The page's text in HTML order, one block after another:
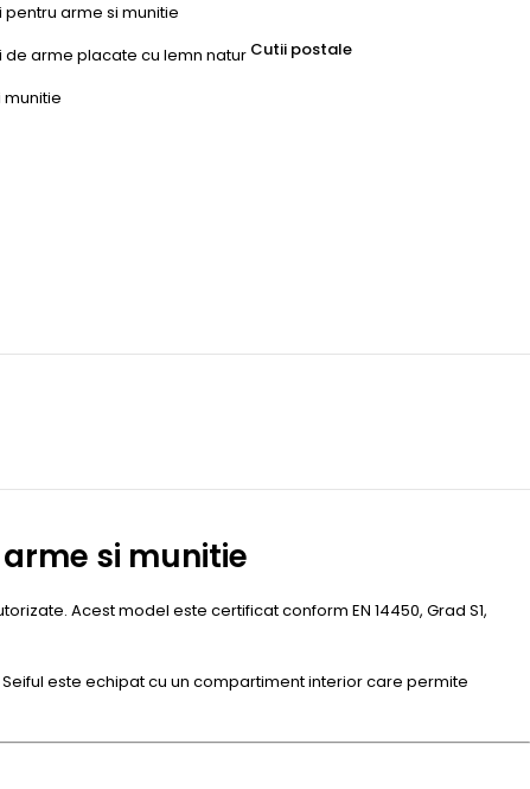
pentru arme si munitie
de arme placate cu lemn natur
munitie
Cutii postale
si munitie
Acest model este certificat conform EN 14450, Grad S1,
este echipat cu un compartiment interior care permite